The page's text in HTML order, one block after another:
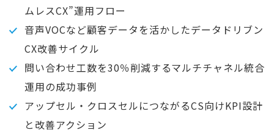
ムレスCX”運用フロー
音声VOCなど顧客データを活かしたデータドリブン
CX改善サイクル
問い合わせ工数を30％削減するマルチチャネル統合
運用の成功事例
アップセル・クロスセルにつながるCS向けKPI設計
と改善アクション